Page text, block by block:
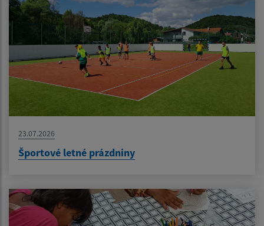
23.07.2026
Športové letné prázdniny